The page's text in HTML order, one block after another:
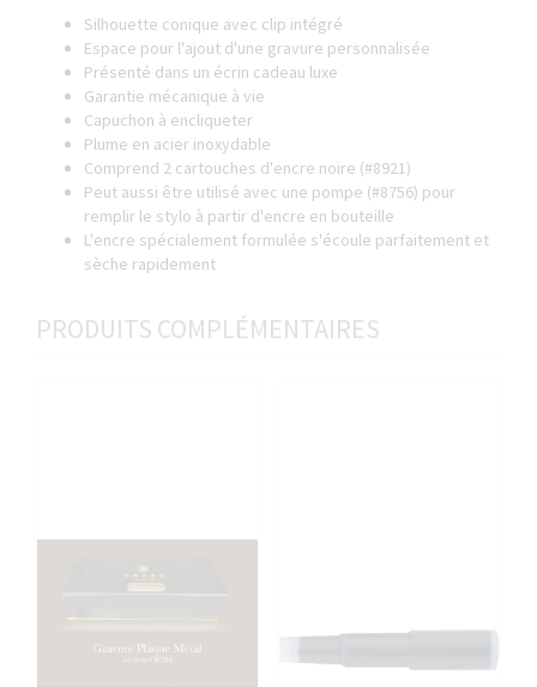
Silhouette conique avec clip intégré
Espace pour l'ajout d'une gravure personnalisée
Présenté dans un écrin cadeau luxe
Garantie mécanique à vie
Capuchon à encliqueter
Plume en acier inoxydable
Comprend 2 cartouches d'encre noire (#8921)
Peut aussi être utilisé avec une pompe (#8756) pour
remplir le stylo à partir d'encre en bouteille
L'encre spécialement formulée s'écoule parfaitement et
sèche rapidement
PRODUITS COMPLÉMENTAIRES